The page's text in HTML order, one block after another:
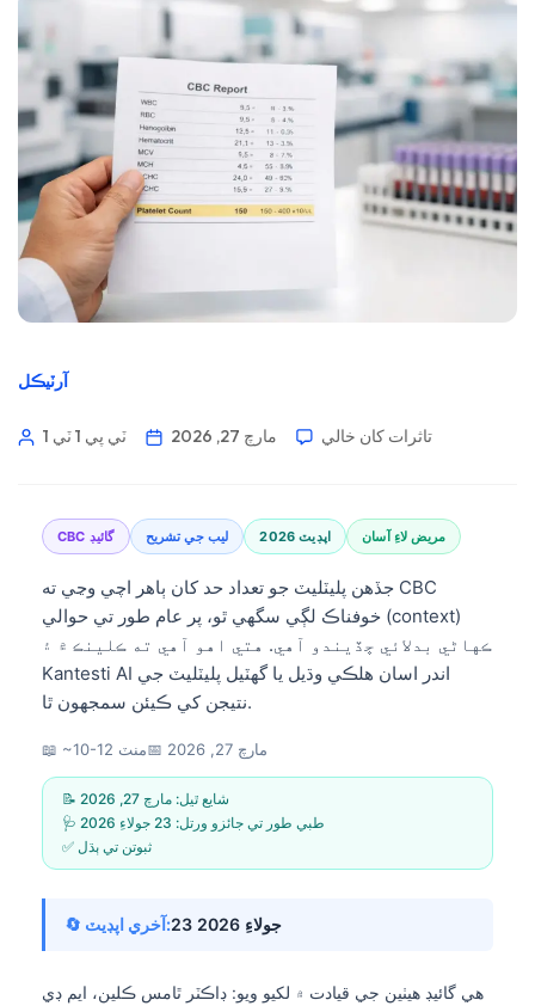
آرٽيڪل
1 ٽي پي 1 ٽي مارچ 27, 2026 تاثرات کان خالي
CBC گائيڊ ليب جي تشريح 2026 اپڊيٽ مريض لاءِ آسان
جڏهن پليٽليٽ جو تعداد حد کان ٻاهر اچي وڃي ته CBC
خوفناڪ لڳي سگهي ٿو، پر عام طور تي حوالي (context)
ڪهاڻي بدلائي ڇڏيندو آهي. هتي اهو آهي ته ڪلينڪ ۾ ۽
Kantesti AI اندر اسان هلڪي وڌيل يا گهٽيل پليٽليٽ جي
نتيجن کي ڪيئن سمجهون ٿا.
📖 ~10-12 منٽ📅 مارچ 27, 2026
📝 شايع ٿيل: مارچ 27, 2026
🩺 طبي طور تي جائزو ورتل: 23 جولاءِ 2026
✅ ثبوتن تي ٻڌل
🔄 آخري اپڊيٽ: 23 جولاءِ 2026
هي گائيڊ هيٺين جي قيادت ۾ لکيو ويو: ڊاڪٽر ٿامس ڪلين، ايم ڊي